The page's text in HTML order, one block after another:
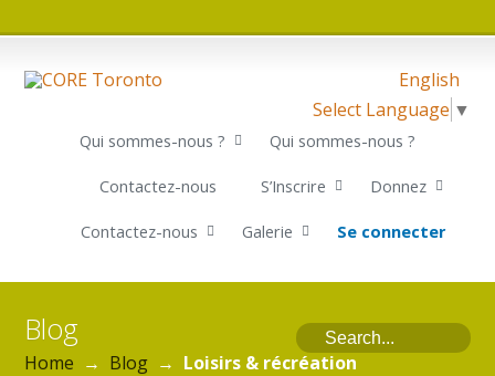
English
Select Language ▼
Qui sommes-nous ? Qui sommes-nous ?
Contactez-nous S’Inscrire Donnez
Contactez-nous Galerie Se connecter
Blog
Home → Blog → Loisirs & récréation